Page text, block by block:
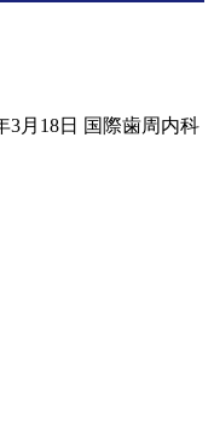
3月18日 国際歯周内科